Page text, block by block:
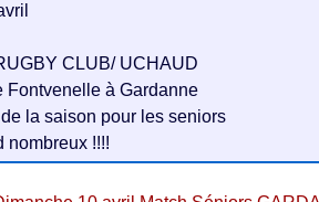
CLUB/ UCHAUD
Fontvenelle à Gardanne
la saison pour les seniors
nombreux !!!!